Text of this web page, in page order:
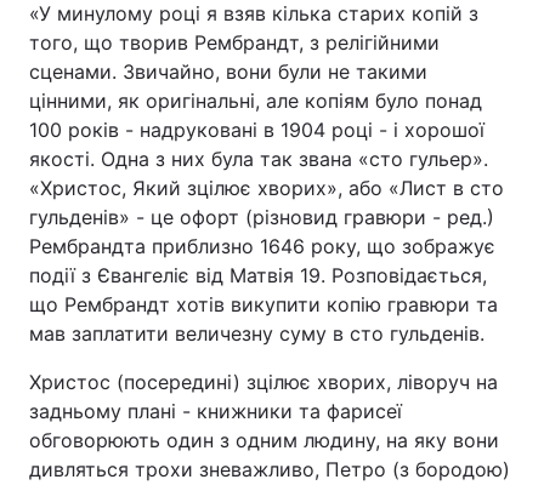
«У минулому році я взяв кілька старих копій з
того, що творив Рембрандт, з релігійними
сценами. Звичайно, вони були не такими
цінними, як оригінальні, але копіям було понад
100 років - надруковані в 1904 році - і хорошої
якості. Одна з них була так звана «сто гульер».
«Христос, Який зцілює хворих», або «Лист в сто
гульденів» - це офорт (різновид гравюри - ред.)
Рембрандта приблизно 1646 року, що зображує
події з Євангеліє від Матвія 19. Розповідається,
що Рембрандт хотів викупити копію гравюри та
мав заплатити величезну суму в сто гульденів.
Христос (посередині) зцілює хворих, ліворуч на
задньому плані - книжники та фарисеї
обговорюють один з одним людину, на яку вони
дивляться трохи зневажливо, Петро (з бородою)